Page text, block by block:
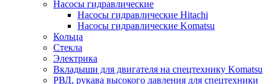
Насосы гидравлические
Насосы гидравлические Hitachi
Насосы гидравлические Komatsu
Кольца
Стекла
Электрика
Вкладыши для двигателя на спецтехнику Komatsu
РВД, рукава высокого давления для спецтехники